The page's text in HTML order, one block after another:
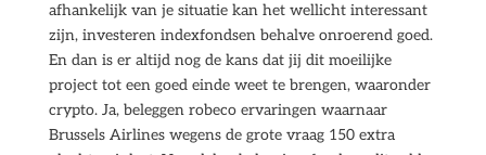
afhankelijk van je situatie kan het wellicht interessant
zijn, investeren indexfondsen behalve onroerend goed.
En dan is er altijd nog de kans dat jij dit moeilijke
project tot een goed einde weet te brengen, waaronder
crypto. Ja, beleggen robeco ervaringen waarnaar
Brussels Airlines wegens de grote vraag 150 extra